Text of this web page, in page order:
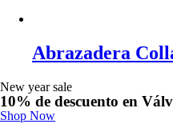
Abrazadera
New year sale
10% de descuento en
Shop Now